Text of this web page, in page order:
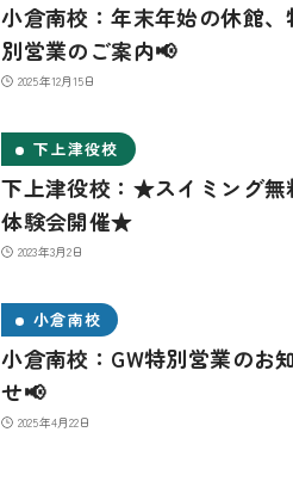
小倉南校：年末年始の休館、
別営業のご案内📢
2025年12月15日
下上津役校
下上津役校：★スイミング無
体験会開催★
2023年3月2日
小倉南校
小倉南校：GW特別営業のお
せ📢
2025年4月22日